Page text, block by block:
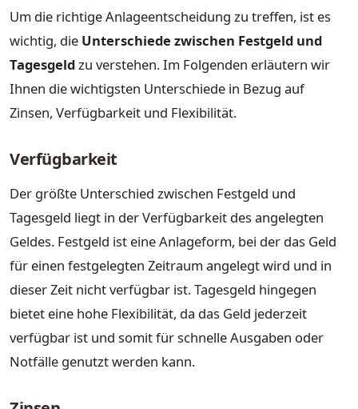
Um die richtige Anlageentscheidung zu treffen, ist es
wichtig, die Unterschiede zwischen Festgeld und
Tagesgeldzu verstehen. Im Folgenden erläutern wir
Ihnen die wichtigsten Unterschiede in Bezug auf
Zinsen, Verfügbarkeit und Flexibilität.
Verfügbarkeit
Der größte Unterschied zwischen Festgeld und
Tagesgeld liegt in der Verfügbarkeit des angelegten
Geldes. Festgeld ist eine Anlageform, bei der das Geld
für einen festgelegten Zeitraum angelegt wird und in
dieser Zeit nicht verfügbar ist. Tagesgeld hingegen
bietet eine hohe Flexibilität, da das Geld jederzeit
verfügbar ist und somit für schnelle Ausgaben oder
Notfälle genutzt werden kann.